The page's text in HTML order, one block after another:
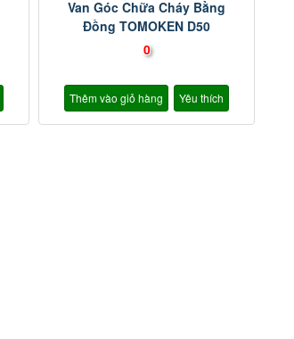
Van Góc Chữa Cháy Bằng
Đồng TOMOKEN D50
0
Thêm vào giỏ hàng Yêu thích